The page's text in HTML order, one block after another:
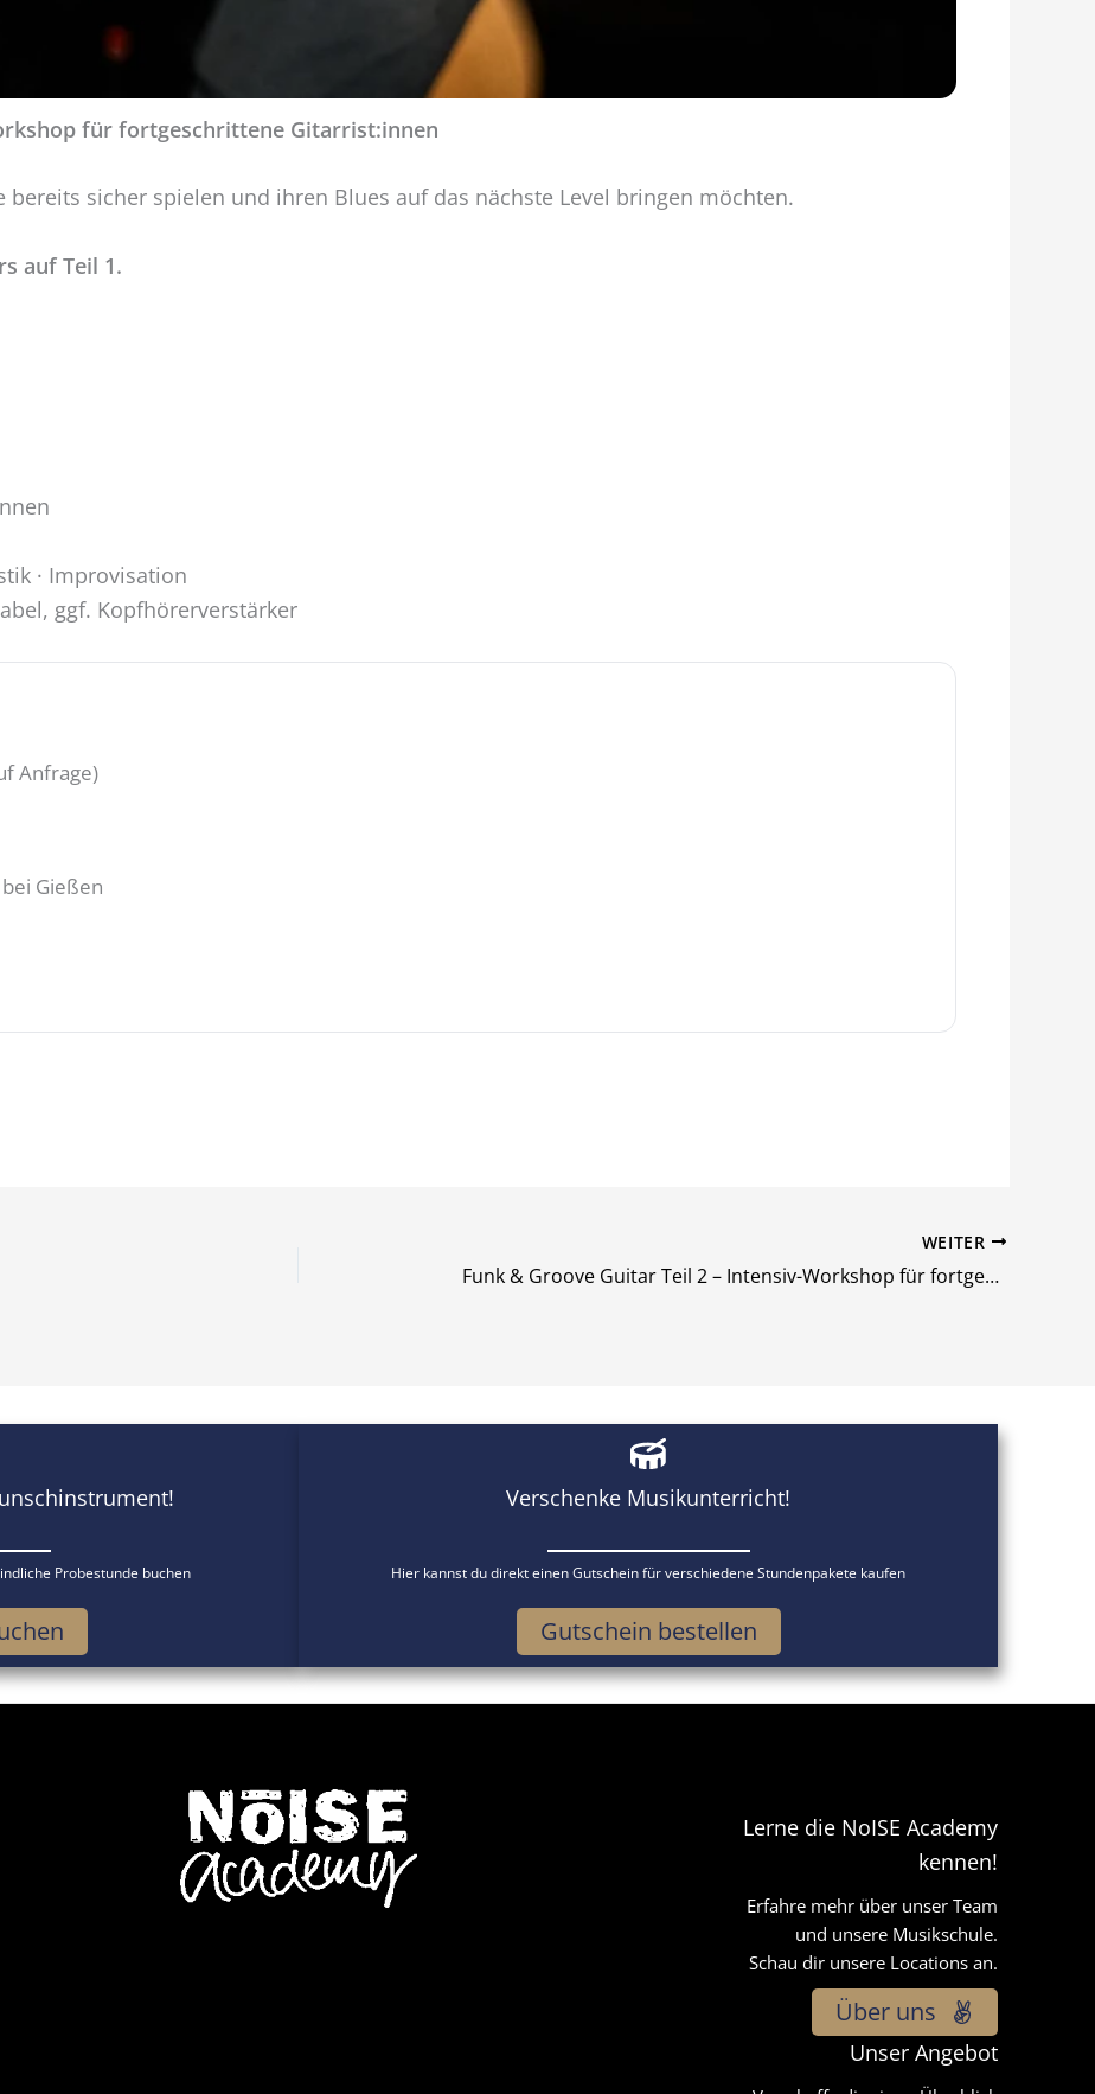
für fortgeschrittene Gitarrist:innen
sicher spielen und ihren Blues auf das nächste Level bringen möchten.
auf Teil 1.
· Improvisation
ggf. Kopfhörerverstärker
Anfrage)
Gießen
WEITER
Funk & Groove Guitar Teil 2 – Intensiv-Workshop für fortgeschrittene Gitarrist:innen
Probestunde buchen
Verschenke Musikunterricht!
Hier kannst du direkt einen Gutschein für verschiedene Stundenpakete kaufen
Gutschein bestellen
Lerne die NoISE Academy
kennen!
Erfahre mehr über unser Team
und unsere Musikschule.
Schau dir unsere Locations an.
Über uns
Unser Angebot